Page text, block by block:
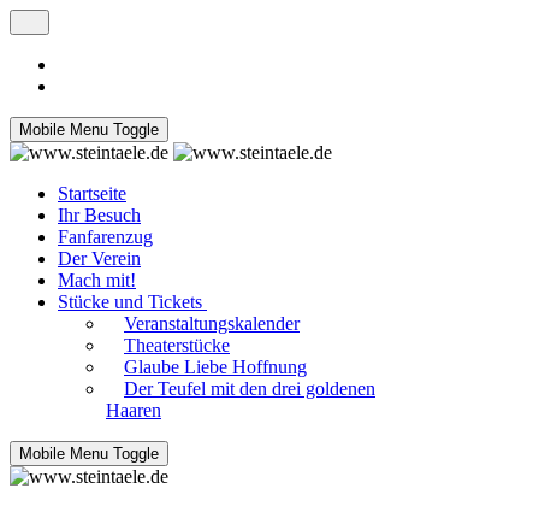
Mobile Menu Toggle
Startseite
Ihr Besuch
Fanfarenzug
Der Verein
Mach mit!
Stücke und Tickets
Veranstaltungskalender
Theaterstücke
Glaube Liebe Hoffnung
Der Teufel mit den drei goldenen
Haaren
Mobile Menu Toggle